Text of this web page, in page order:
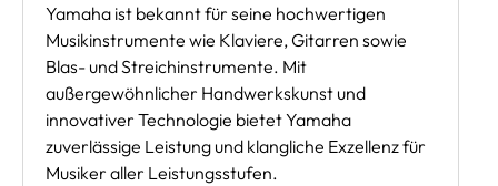
Yamaha ist bekannt für seine hochwertigen
Musikinstrumente wie Klaviere, Gitarren sowie
Blas- und Streichinstrumente. Mit
außergewöhnlicher Handwerkskunst und
innovativer Technologie bietet Yamaha
zuverlässige Leistung und klangliche Exzellenz für
Musiker aller Leistungsstufen.